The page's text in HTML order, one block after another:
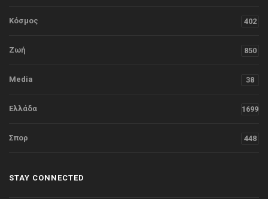
Κόσμος 402
Ζωή 850
Media 38
Ελλάδα 1699
Σπορ 448
STAY CONNECTED